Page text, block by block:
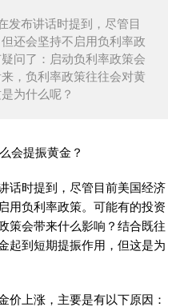
发布讲话时提到，尽管目
还会坚持不启用负利率政
问了：启动负利率政策会
，负利率政策往往会对黄
为什么呢？
话时提到，尽管目前美国经济
用负利率政策。可能有的投资
策会带来什么影响？结合既往
起到短期提振作用，但这是为
价上涨，主要是有以下原因：